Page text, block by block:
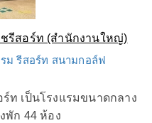
ชรีสอร์ท (สำนักงานใหญ่)
รม รีสอร์ท สนามกอล์ฟ
ท เป็นโรงแรมขนาดกลาง
พัก 44 ห้อง